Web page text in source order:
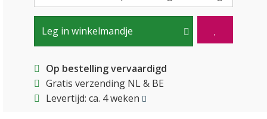
Leg in winkelmandje
Op bestelling vervaardigd
Gratis verzending NL & BE
Levertijd: ca. 4 weken